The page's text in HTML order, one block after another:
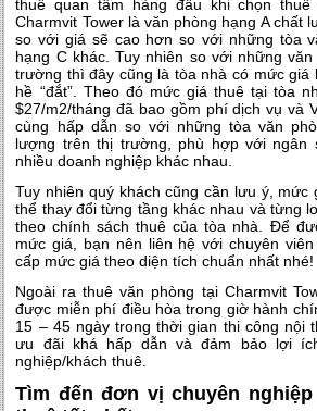
thuê quan tâm hàng đầu khi chọn
Charmvit Tower là văn phòng hạng A chất
so với giá sẽ cao hơn so với những tòa
hạng C khác. Tuy nhiên so với những
trường thì đây cũng là tòa nhà có mức giá
hề “đắt”. Theo đó mức giá thuê tại tòa
$27/m2/tháng đã bao gồm phí dịch vụ và
cùng hấp dẫn so với những tòa văn
lượng trên thị trường, phù hợp với ngân
nhiều doanh nghiệp khác nhau.
Tuy nhiên quý khách cũng cần lưu ý, mức
thể thay đổi từng tầng khác nhau và từng
theo chính sách thuê của tòa nhà. Để
mức giá, bạn nên liên hệ với chuyên
cấp mức giá theo diện tích chuẩn nhất nhé!
Ngoài ra thuê văn phòng tại Charmvit
được miễn phí điều hòa trong giờ hành
15 – 45 ngày trong thời gian thi công nội
ưu đãi khá hấp dẫn và đảm bảo lợi
nghiệp/khách thuê.
Tìm đến đơn vị chuyên